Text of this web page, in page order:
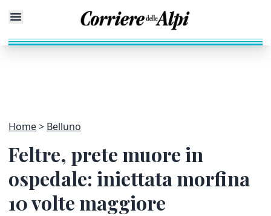
Home Belluno
Feltre, prete muore in
ospedale: iniettata morfina
10 volte maggiore